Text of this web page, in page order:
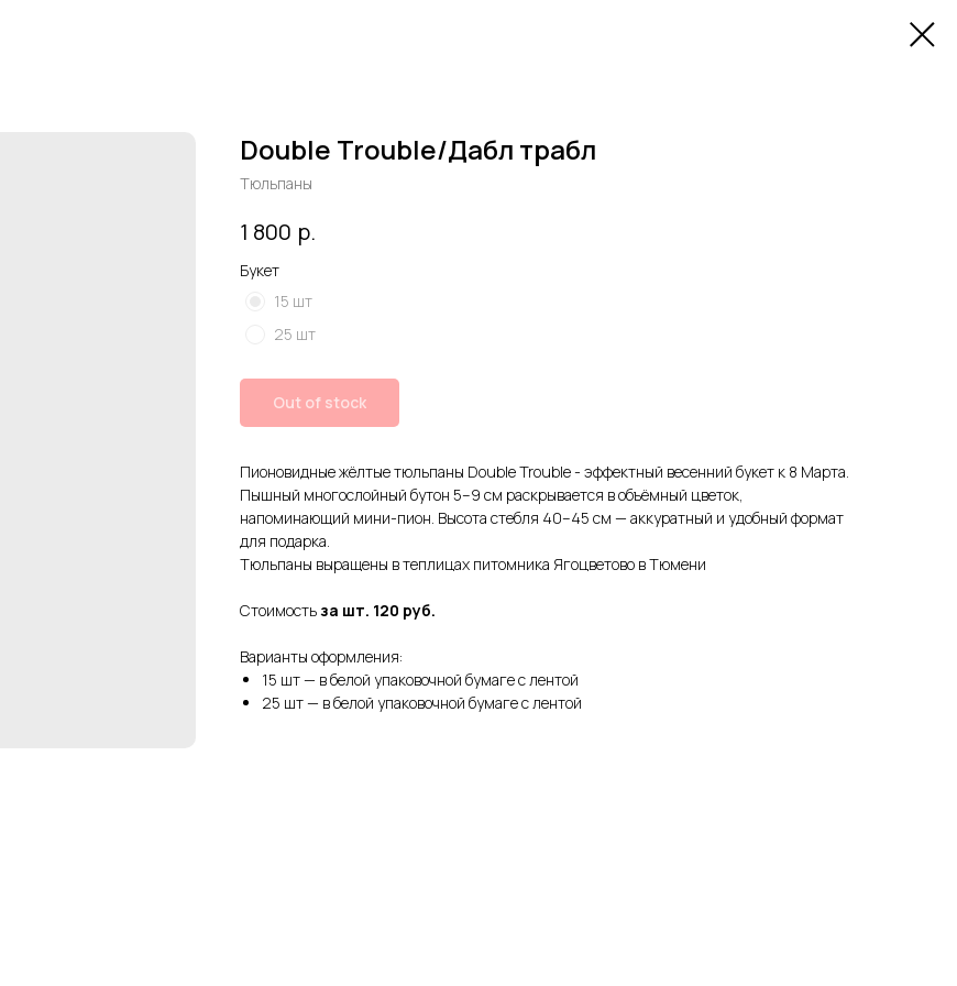
Double Trouble/Дабл трабл
Тюльпаны
1 800 р.
Букет
15 шт
25 шт
Out of stock
Пионовидные жёлтые тюльпаны Double Trouble - эффектный весенний букет к 8 Марта.
Пышный многослойный бутон 5–9 см раскрывается в объёмный цветок,
напоминающий мини-пион. Высота стебля 40–45 см — аккуратный и удобный формат
для подарка.
Тюльпаны выращены в теплицах питомника Ягоцветово в Тюмени
Стоимостьза шт. 120 руб.
Варианты оформления:
15 шт — в белой упаковочной бумаге с лентой
25 шт — в белой упаковочной бумаге с лентой